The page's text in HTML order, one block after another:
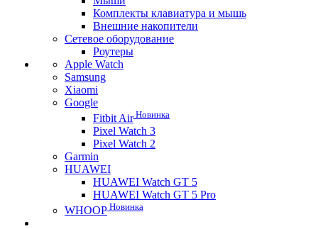
Комплекты клавиатура и мышь
Внешние накопители
Сетевое оборудование
Роутеры
Apple Watch
Samsung
Xiaomi
Google
Fitbit AirНовинка
Pixel Watch 3
Pixel Watch 2
Garmin
HUAWEI
HUAWEI Watch GT 5
HUAWEI Watch GT 5 Pro
WHOOP Новинка